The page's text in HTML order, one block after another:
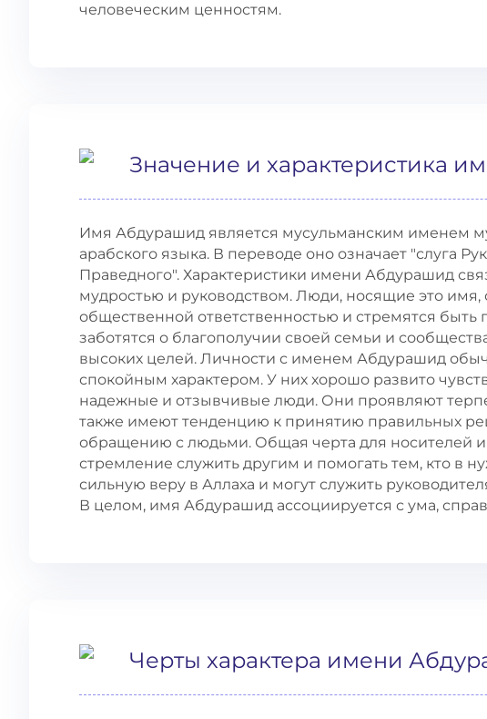
человеческим ценностям.
Значение и характеристика
Имя Абдурашид является мусульманским именем
арабского языка. В переводе оно означает "слуга
Праведного". Характеристики имени Абдурашид
мудростью и руководством. Люди, носящие это
общественной ответственностью и стремятся
заботятся о благополучии своей семьи и
высоких целей. Личности с именем Абдурашид
спокойным характером. У них хорошо развито
надежные и отзывчивые люди. Они проявляют
также имеют тенденцию к принятию правильных
обращению с людьми. Общая черта для носителей
стремление служить другим и помогать тем, кто в
сильную веру в Аллаха и могут служить
В целом, имя Абдурашид ассоциируется с ума,
Черты характера имени